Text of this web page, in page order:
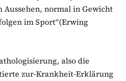
Aussehen, normal in Gewicht
im Sport“(Erwing
also die
zur-Krankheit-Erklärung